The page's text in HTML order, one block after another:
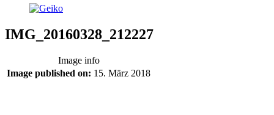
IMG_20160328_212227
Image info
Image published on: 15. März 2018